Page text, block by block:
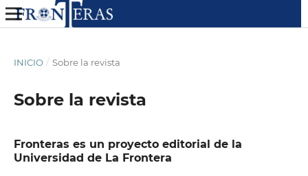
INICIO / Sobre la revista
Sobre la revista
Fronteras es un proyecto editorial de la
Universidad de La Frontera